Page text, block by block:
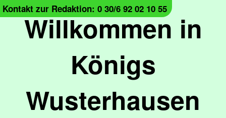
Willkommen in
Königs
Wusterhausen
Kontakt zur Redaktion: 0 30/6 92 02 10 55